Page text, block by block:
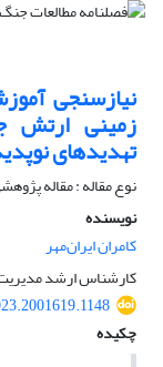
نیازسنجی
زمینی ارتش
تهدیدهای
نوع مقاله : مقاله
نویسنده
کامران ایران‌مهر
کارشناس ارشد مدیریت
چکیده